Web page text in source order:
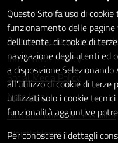
Intranet - accesso riservato
Amministrazione trasparente
Informativa privacy
Social Media Policy
Note legali
Dichiarazione di accessibilità
Whistleblowing
Questo Sito fa uso di
funzionamento delle
dell'utente, di cookie di
navigazione degli utenti ed
a
all'utilizzo di cookie di terze
utilizzati solo i cookie
funzionalità aggiuntive
Per conoscere i dettagli